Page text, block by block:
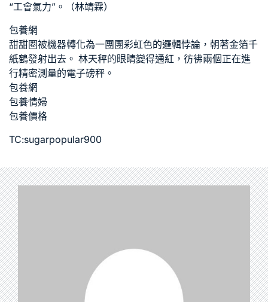
“工會氣力”。（林靖霖）
包養網
甜甜圈被機器轉化為一團團彩虹色的邏輯悖論，朝著金箔千
紙鶴發射出去。 林天秤的眼睛變得通紅，彷彿兩個正在進
行精密測量的電子磅秤。
包養網
包養情婦
包養價格
TC:sugarpopular900